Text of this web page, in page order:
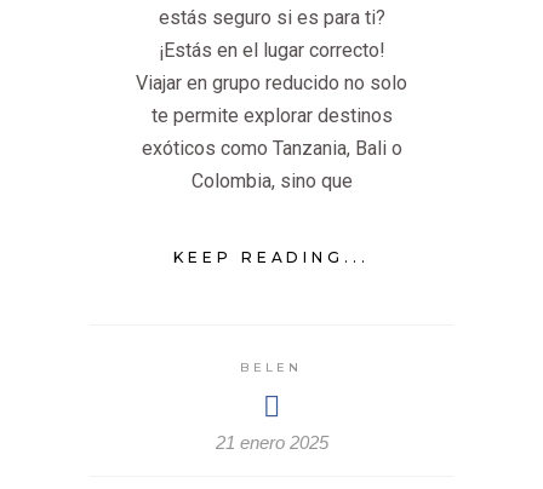
estás seguro si es para ti?
¡Estás en el lugar correcto!
Viajar en grupo reducido no solo
te permite explorar destinos
exóticos como Tanzania, Bali o
Colombia, sino que
KEEP READING...
BELEN
21 enero 2025